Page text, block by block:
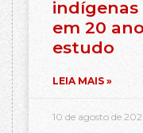
indígenas
em 20
estudo
LEIA MAIS »
10 de agosto de